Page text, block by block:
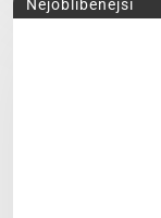
Nejoblíbenější